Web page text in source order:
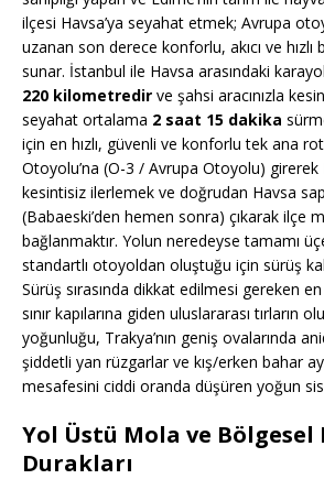
ilçesi Havsa’ya seyahat etmek; Avrupa
uzanan son derece konforlu, akıcı ve
sunar. İstanbul ile Havsa arasındaki
220 kilometredir ve şahsi aracınızla
seyahat ortalama 2 saat 15 dakika
için en hızlı, güvenli ve konforlu tek ana
Otoyolu’na (O-3 / Avrupa Otoyolu)
kesintisiz ilerlemek ve doğrudan Havsa
(Babaeski’den hemen sonra) çıkarak ilçe
bağlanmaktır. Yolun neredeyse tamamı
standartlı otoyoldan oluştuğu için sürüş
Sürüş sırasında dikkat edilmesi gereken
sınır kapılarına giden uluslararası tırların
yoğunluğu, Trakya’nın geniş ovalarında
şiddetli yan rüzgarlar ve kış/erken bahar
mesafesini ciddi oranda düşüren yoğun sis
Yol Üstü Mola ve Bölgesel
Durakları